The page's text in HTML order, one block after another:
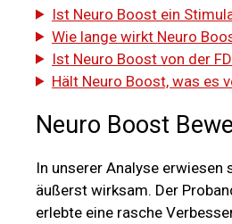
Ist Neuro Boost ein
Wie lange wirkt Neuro
Ist Neuro Boost von der
Hält Neuro Boost, was es
Neuro Boost
In unserer Analyse erwiesen
äußerst wirksam. Der
erlebte eine rasche